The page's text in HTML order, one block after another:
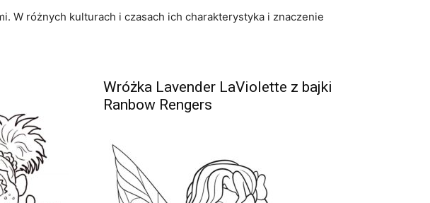
W różnych kulturach i czasach ich charakterystyka i znaczenie
Wróżka Lavender LaViolette z bajki
Ranbow Rengers